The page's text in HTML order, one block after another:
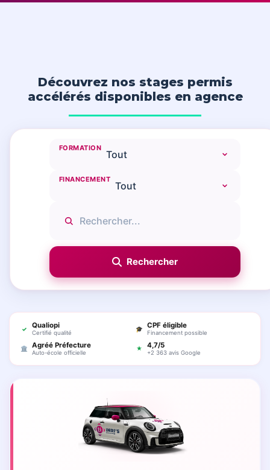
Découvrez nos stages permis
accélérés disponibles en agence
FORMATION
FINANCEMENT
✓ Qualiopi
Certifié qualité
🎓 CPF éligible
Financement possible
🏛 Agréé Préfecture
Auto-école officielle
★ 4,7/5
+2 363 avis Google